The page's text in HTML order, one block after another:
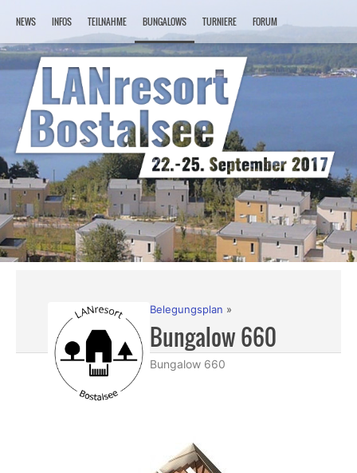
NEWS INFOS TEILNAHME BUNGALOWS TURNIERE FORUM
Belegungsplan
Bungalow 660
Bungalow 660